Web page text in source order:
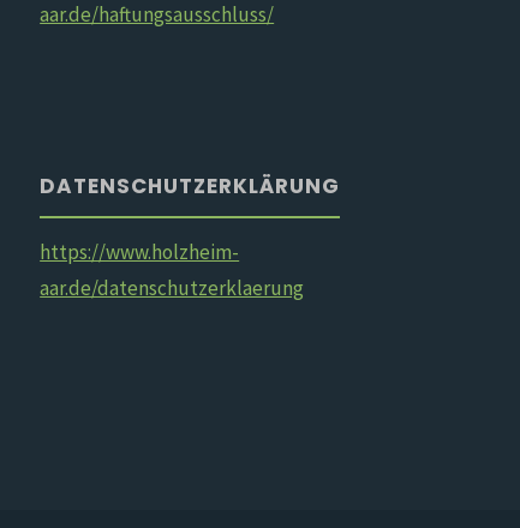
aar.de/haftungsausschluss/
DATENSCHUTZERKLÄRUNG
https://www.holzheim-
aar.de/datenschutzerklaerung